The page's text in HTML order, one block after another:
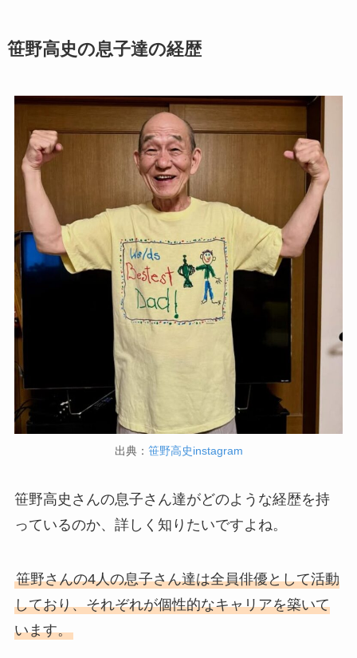
笹野高史の息子達の経歴
出典： 笹野高史instagram
笹野高史さんの息子さん達がどのような経歴を持
っているのか、詳しく知りたいですよね。
笹野さんの4人の息子さん達は全員俳優として活動
しており、それぞれが個性的なキャリアを築いて
います。